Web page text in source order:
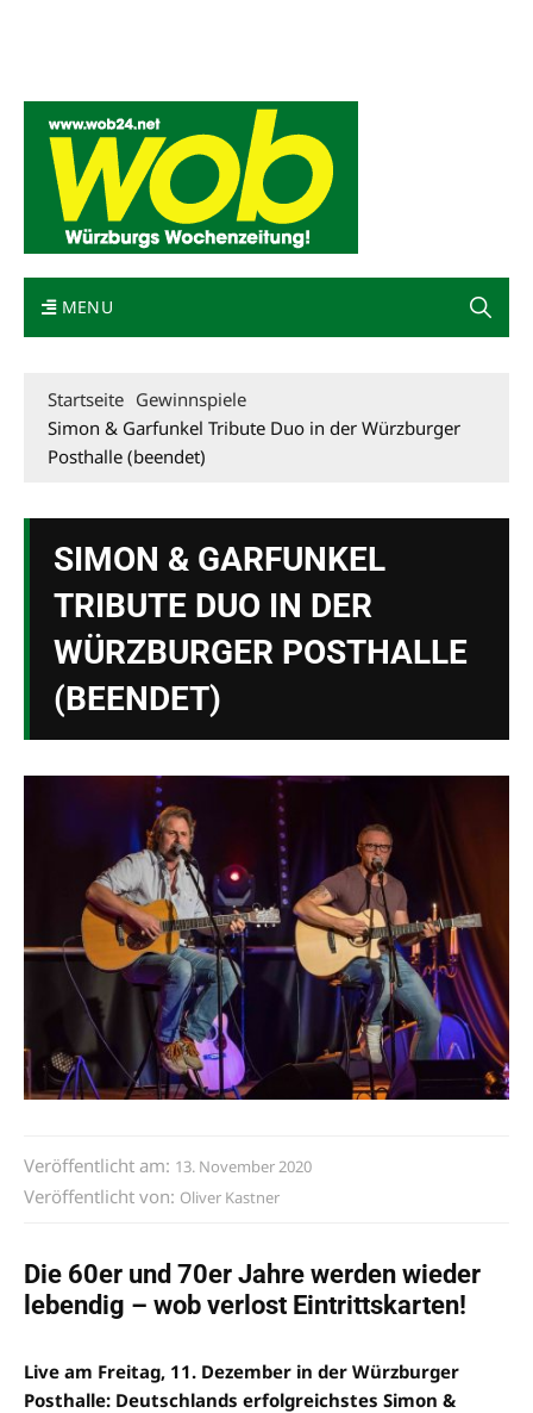
MENU
Startseite Gewinnspiele
Simon & Garfunkel Tribute Duo in der Würzburger
Posthalle (beendet)
SIMON & GARFUNKEL
TRIBUTE DUO IN DER
WÜRZBURGER POSTHALLE
(BEENDET)
Veröffentlicht am: 13. November 2020
Veröffentlicht von: Oliver Kastner
Die 60er und 70er Jahre werden wieder
lebendig – wob verlost Eintrittskarten!
Live am Freitag, 11. Dezember in der Würzburger
Posthalle: Deutschlands erfolgreichstes Simon &